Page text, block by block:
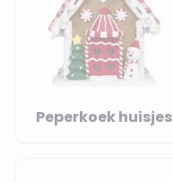
Peperkoek huisjes